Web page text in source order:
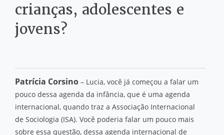
crianças, adolescentes e
jovens?
Patrícia Corsino – Lucia, você já começou a falar um
pouco dessa agenda da infância, que é uma agenda
internacional, quando traz a Associação Internacional
de Sociologia (ISA). Você poderia falar um pouco mais
sobre essa questão, dessa agenda internacional de